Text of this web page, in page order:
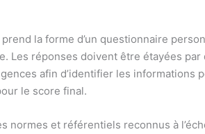
la forme d’un questionnaire
Les réponses doivent être étayées
afin d’identifier les
le score final.
normes et référentiels reconnus à